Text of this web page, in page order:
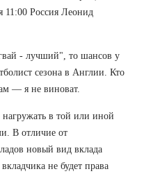
11:00 Россия Леонид
- лучший", то шансов у
сезона в Англии. Кто
— я не виноват.
в той или иной
В отличие от
новый вид вклада
не будет права